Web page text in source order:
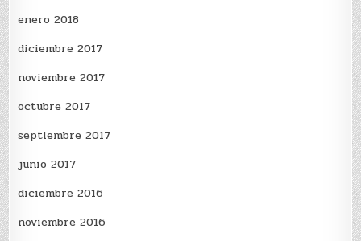
enero 2018
diciembre 2017
noviembre 2017
octubre 2017
septiembre 2017
junio 2017
diciembre 2016
noviembre 2016